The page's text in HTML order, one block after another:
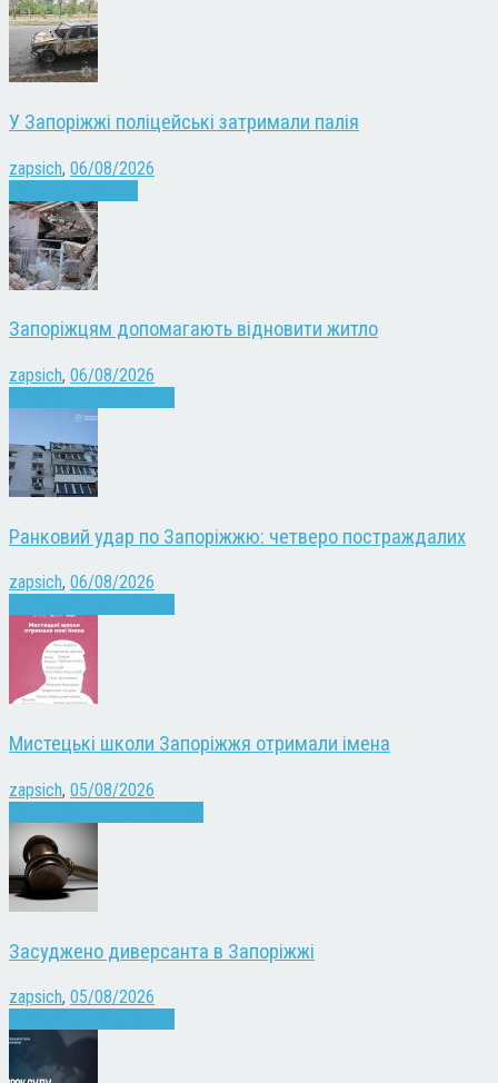
У Запоріжжі поліцейські затримали палія
zapsich, 06/08/2026
Запоріжцям допомагають відновити житло
zapsich, 06/08/2026
Ранковий удар по Запоріжжю: четверо постраждалих
zapsich, 06/08/2026
Мистецькі школи Запоріжжя отримали імена
zapsich, 05/08/2026
Засуджено диверсанта в Запоріжжі
zapsich, 05/08/2026